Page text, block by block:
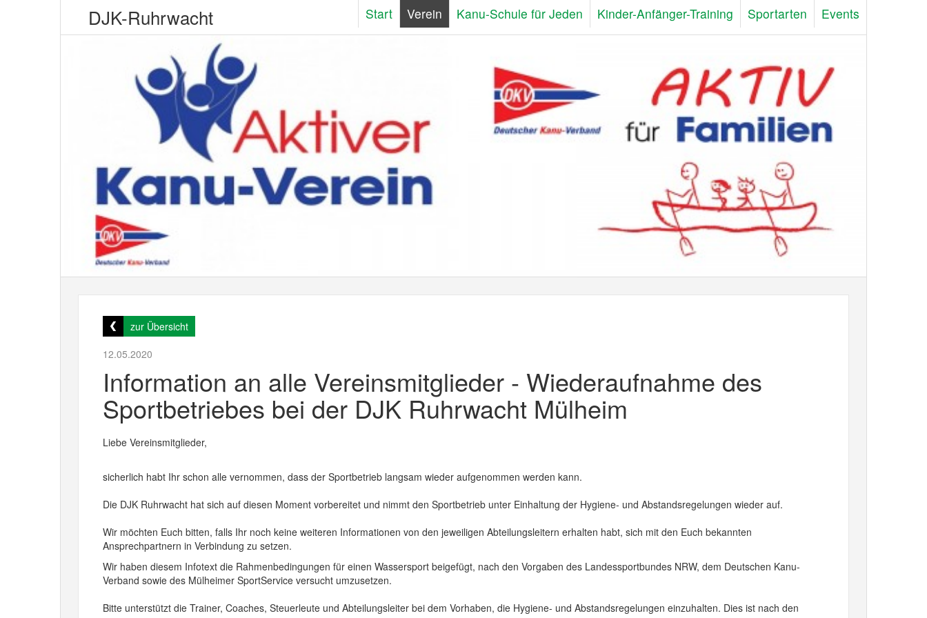
DJK-Ruhrwacht Start Verein Kanu-Schule für Jeden Kinder-Anfänger-Training Sportarten Events
zur Übersicht
12.05.2020
Information an alle Vereinsmitglieder - Wiederaufnahme des
Sportbetriebes bei der DJK Ruhrwacht Mülheim
Liebe Vereinsmitglieder,
sicherlich habt Ihr schon alle vernommen, dass der Sportbetrieb langsam wieder aufgenommen werden kann.
Die DJK Ruhrwacht hat sich auf diesen Moment vorbereitet und nimmt den Sportbetrieb unter Einhaltung der Hygiene- und Abstandsregelungen wieder auf.
Wir möchten Euch bitten, falls Ihr noch keine weiteren Informationen von den jeweiligen Abteilungsleitern erhalten habt, sich mit den Euch bekannten
Ansprechpartnern in Verbindung zu setzen.
Wir haben diesem Infotext die Rahmenbedingungen für einen Wassersport beigefügt, nach den Vorgaben des Landessportbundes NRW, dem Deutschen Kanu-
Verband sowie des Mülheimer SportService versucht umzusetzen.
Bitte unterstützt die Trainer, Coaches, Steuerleute und Abteilungsleiter bei dem Vorhaben, die Hygiene- und Abstandsregelungen einzuhalten. Dies ist nach den